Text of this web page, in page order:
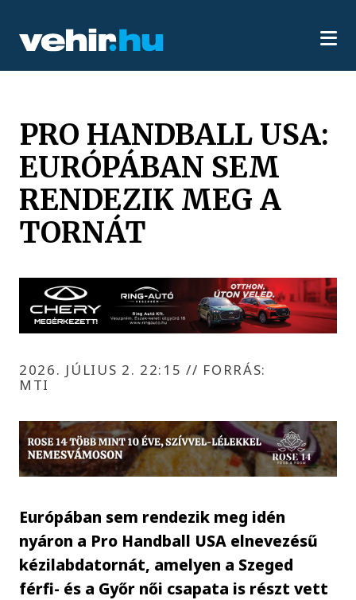
PRO HANDBALL USA:
EURÓPÁBAN SEM
RENDEZIK MEG A
TORNÁT
2026. JÚLIUS 2. 22:15// FORRÁS:
MTI
Európában sem rendezik meg idén
nyáron a Pro Handball USA elnevezésű
kézilabdatornát, amelyen a Szeged
férfi- és a Győr női csapata is részt vett